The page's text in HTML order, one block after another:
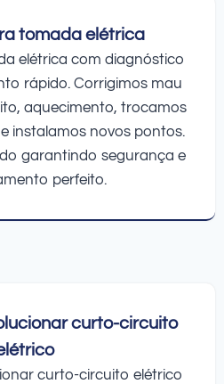
tomada elétrica
elétrica com diagnóstico
rápido. Corrigimos mau
aquecimento, trocamos
instalamos novos pontos.
garantindo segurança e
perfeito.
curto-circuito
curto-circuito elétrico